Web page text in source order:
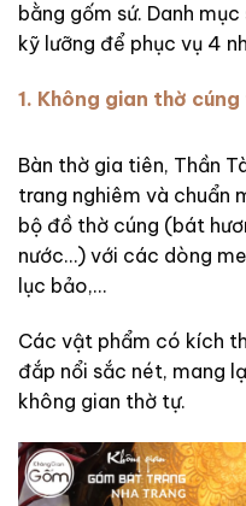
bằng gốm sứ. Danh
kỹ lưỡng để phục vụ 4
1. Không gian thờ
Bàn thờ gia tiên, Thần
trang nghiêm và chuẩn
bộ đồ thờ cúng (bát
nước…) với các dòng
lục bảo,…
Các vật phẩm có kích
đắp nổi sắc nét, mang
không gian thờ tự.